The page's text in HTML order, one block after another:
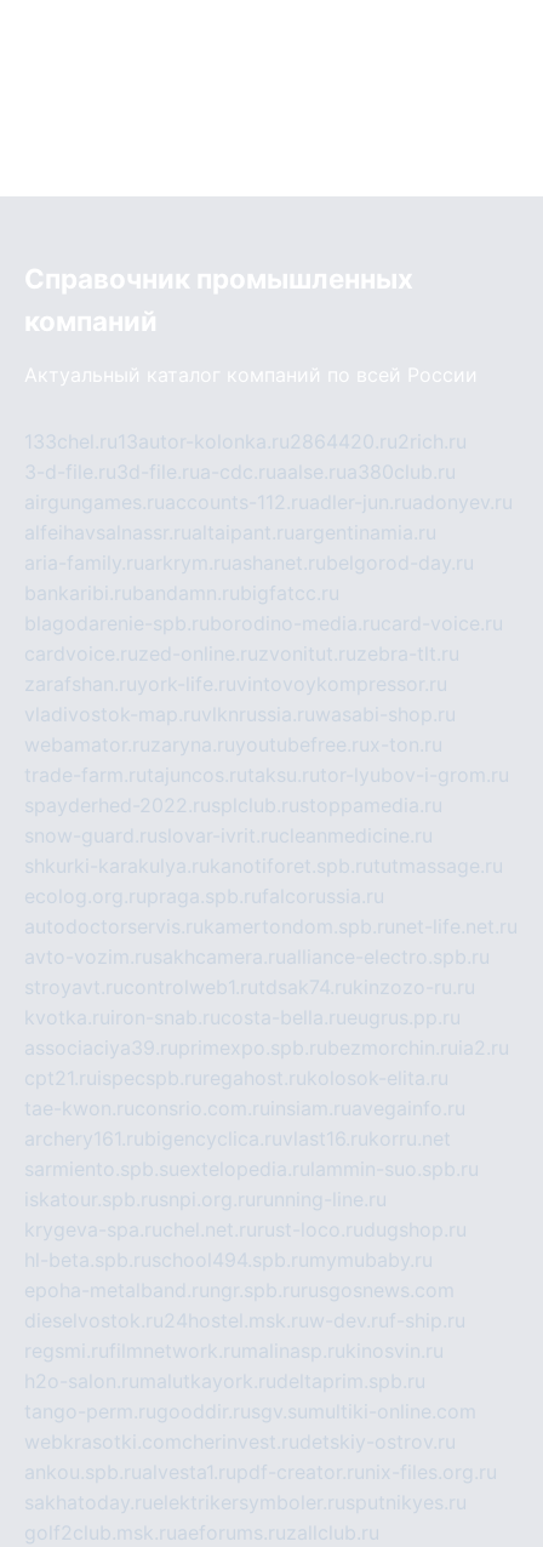
Справочник промышленных
компаний
Актуальный каталог компаний по всей России
133chel.ru13autor-kolonka.ru2864420.ru2rich.ru
3-d-file.ru3d-file.rua-cdc.ruaalse.rua380club.ru
airgungames.ruaccounts-112.ruadler-jun.ruadonyev.ru
alfeihavsalnassr.rualtaipant.ruargentinamia.ru
aria-family.ruarkrym.ruashanet.rubelgorod-day.ru
bankaribi.rubandamn.rubigfatcc.ru
blagodarenie-spb.ruborodino-media.rucard-voice.ru
cardvoice.ruzed-online.ruzvonitut.ruzebra-tlt.ru
zarafshan.ruyork-life.ruvintovoykompressor.ru
vladivostok-map.ruvlknrussia.ruwasabi-shop.ru
webamator.ruzaryna.ruyoutubefree.rux-ton.ru
trade-farm.rutajuncos.rutaksu.rutor-lyubov-i-grom.ru
spayderhed-2022.rusplclub.rustoppamedia.ru
snow-guard.ruslovar-ivrit.rucleanmedicine.ru
shkurki-karakulya.rukanotiforet.spb.rututmassage.ru
ecolog.org.rupraga.spb.rufalcorussia.ru
autodoctorservis.rukamertondom.spb.ru net-life.net.ru
avto-vozim.rusakhcamera.rualliance-electro.spb.ru
stroyavt.rucontrolweb1.rutdsak74.rukinzozo-ru.ru
kvotka.ru iron-snab.rucosta-bella.rueugrus.pp.ru
associaciya39.ruprimexpo.spb.rubezmorchin.ru ia2.ru
cpt21.ru ispecspb.ru regahost.rukolosok-elita.ru
tae-kwon.ruconsrio.com.ru insiam.ruavegainfo.ru
archery161.rubigencyclica.ruvlast16.rukorru.net
sarmiento.spb.suextelopedia.ru lammin-suo.spb.ru
iskatour.spb.rusnpi.org.ru running-line.ru
krygeva-spa.ruchel.net.ru rust-loco.rudugshop.ru
hl-beta.spb.ruschool494.spb.ru mymubaby.ru
epoha-metalband.ru ngr.spb.ru rusgosnews.com
dieselvostok.ru24hostel.msk.ruw-dev.ruf-ship.ru
regsmi.rufilmnetwork.ru malinasp.rukinosvin.ru
h2o-salon.ru malutkayork.rudeltaprim.spb.ru
tango-perm.rugooddir.rusgv.su multiki-online.com
webkrasotki.comcherinvest.rudetskiy-ostrov.ru
ankou.spb.rualvesta1.rupdf-creator.ru nix-files.org.ru
sakhatoday.ruelektrikersymboler.rusputnikyes.ru
golf2club.msk.ruaeforums.ruzallclub.ru